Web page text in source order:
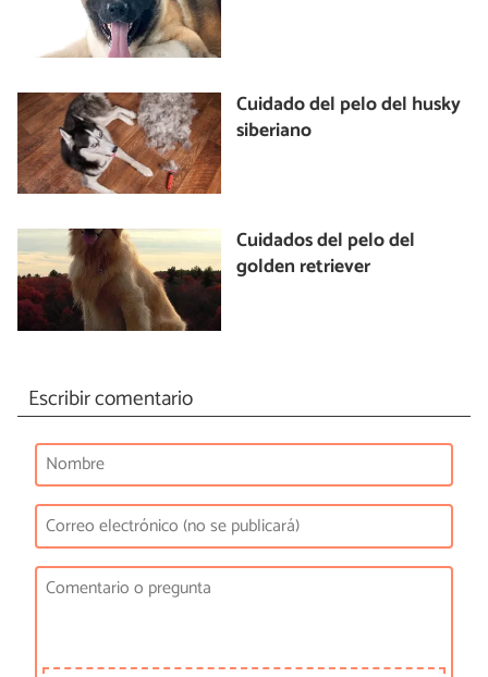
Cuidado del pelo del husky
siberiano
Cuidados del pelo del
golden retriever
Escribir comentario